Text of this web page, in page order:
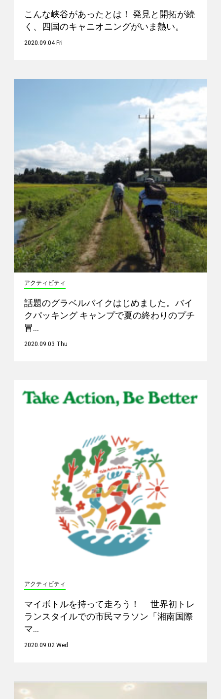
こんな峡谷があったとは！ 発見と開拓が続
く、四国のキャニオニングがいま熱い。
2020.09.04 Fri
アクティビティ
話題のグラベルバイクはじめました。バイ
クパッキング キャンプで夏の終わりのプチ
冒…
2020.09.03 Thu
アクティビティ
マイボトルを持って走ろう！ 世界初トレ
ランスタイルでの市民マラソン「湘南国際
マ…
2020.09.02 Wed